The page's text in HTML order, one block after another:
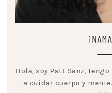
Hola, soy Patt Sanz,
a cuidar cuerpo y